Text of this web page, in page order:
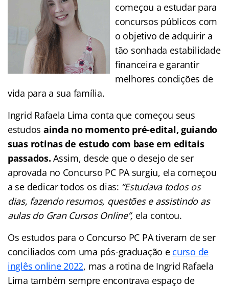
começou a estudar para
concursos públicos com
o objetivo de adquirir a
tão sonhada estabilidade
financeira e garantir
melhores condições de
vida para a sua família.
Ingrid Rafaela Lima conta que começou seus
estudos ainda no momento pré-edital, guiando
suas rotinas de estudo com base em editais
passados. Assim, desde que o desejo de ser
aprovada no Concurso PC PA surgiu, ela começou
a se dedicar todos os dias: “Estudava todos os
dias, fazendo resumos, questões e assistindo as
aulas do Gran Cursos Online”, ela contou.
Os estudos para o Concurso PC PA tiveram de ser
conciliados com uma pós-graduação e curso de
inglês online 2022, mas a rotina de Ingrid Rafaela
Lima também sempre encontrava espaço de